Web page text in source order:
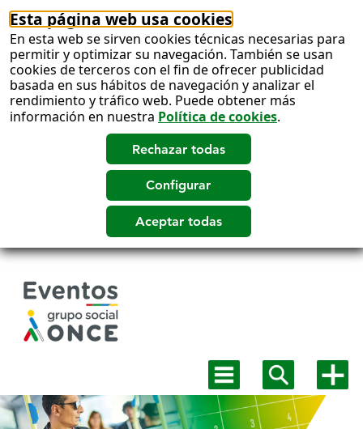
Esta página web usa cookies
En esta web se sirven cookies técnicas necesarias para
permitir y optimizar su navegación. También se usan
cookies de terceros con el fin de ofrecer publicidad
basada en sus hábitos de navegación y analizar el
rendimiento y tráfico web. Puede obtener más
información en nuestra Política de cookies.
Mostrar
menú
principal
Mostrar
buscadormás